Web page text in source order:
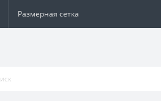
Размерная сетка